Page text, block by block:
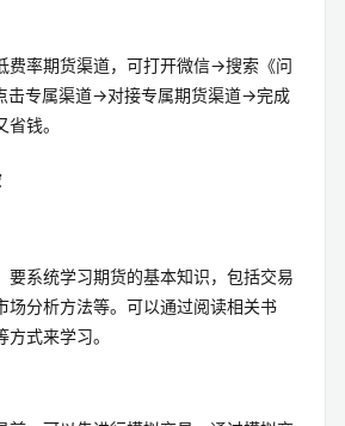
费率期货渠道，可打开微信→搜索《问
击专属渠道→对接专属期货渠道→完成
钱。
要系统学习期货的基本知识，包括交易
场分析方法等。可以通过阅读相关书
式来学习。